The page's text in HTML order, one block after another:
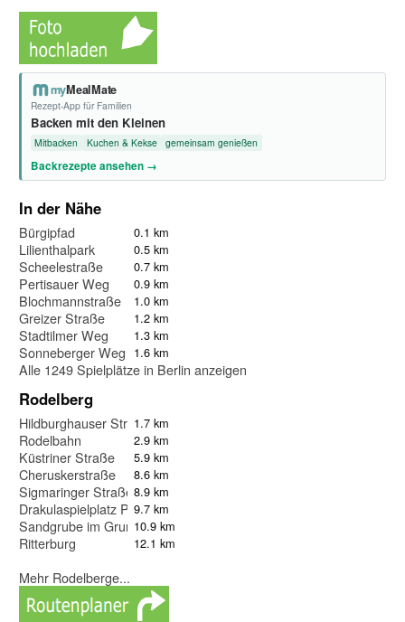
myMealMate
Rezept-App für Familien
Backen mit den Kleinen
Mitbacken Kuchen & Kekse gemeinsam genießen
Backrezepte ansehen →
In der Nähe
Bürgipfad 0.1 km
Lilienthalpark 0.5 km
Scheelestraße 0.7 km
Pertisauer Weg 0.9 km
Blochmannstraße 1.0 km
Greizer Straße 1.2 km
Stadtilmer Weg 1.3 km
Sonneberger Weg 1.6 km
Alle 1249 Spielplätze in Berlin anzeigen
Rodelberg
Hildburghauser Straße1.7 km
Rodelbahn 2.9 km
Küstriner Straße 5.9 km
Cheruskerstraße 8.6 km
Sigmaringer Straße 8.9 km
Drakulaspielplatz Park am Buschkrug
9.7 km
Sandgrube im Grunewald
10.9 km
Ritterburg 12.1 km
Mehr Rodelberge...